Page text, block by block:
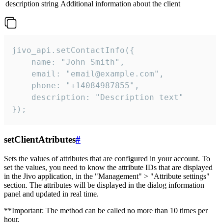
description string Additional information about the client
jivo_api.setContactInfo({
    name: "John Smith",
    email: "email@example.com",
    phone: "+14084987855",
    description: "Description text"
});
setClientAtributes#
Sets the values ​​of attributes that are configured in your account. To
set the values, you need to know the attribute IDs that are displayed
in the Jivo application, in the "Management" > "Attribute settings"
section. The attributes will be displayed in the dialog information
panel and updated in real time.
**Important: The method can be called no more than 10 times per
hour.